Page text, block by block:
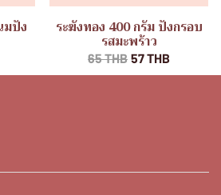
มปัง ระฆังทอง 400 กรัม ปังกรอบ
รสมะพร้าว
65 THB 57 THB